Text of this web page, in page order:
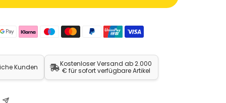
Kunden
Kostenloser Versand ab 2.000
€ für sofort verfügbare Artikel